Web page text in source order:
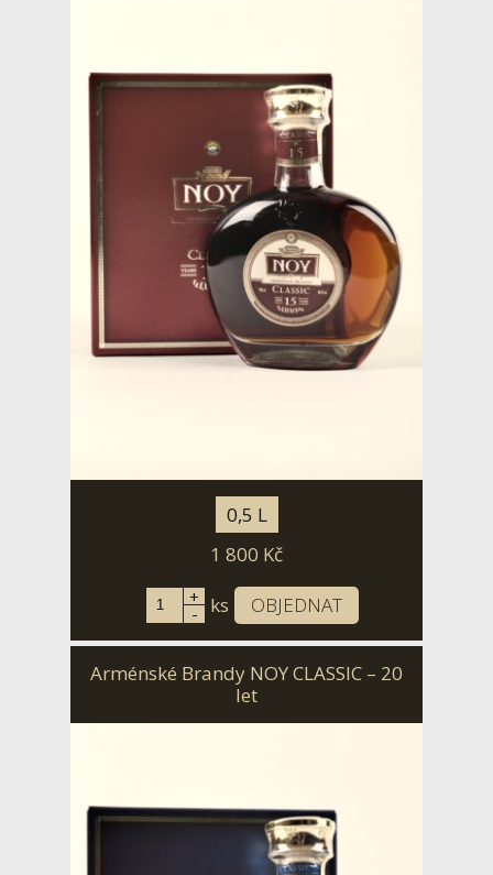
0,5 L
1 800 Kč
+
- ks OBJEDNAT
Arménské Brandy NOY CLASSIC – 20
let